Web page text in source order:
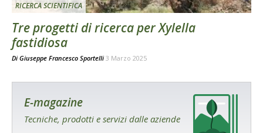
RICERCA SCIENTIFICA
Tre progetti di ricerca per Xylella
fastidiosa
Di Giuseppe Francesco Sportelli 3 Marzo 2025
E-magazine
Tecniche, prodotti e servizi dalle aziende